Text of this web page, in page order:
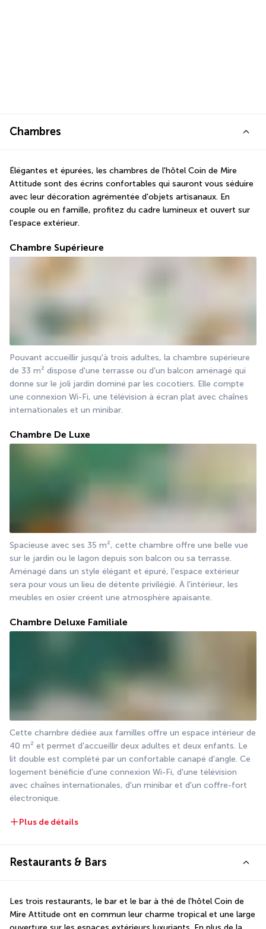
Chambres
Élégantes et épurées, les chambres de l'hôtel Coin de Mire
Attitude sont des écrins confortables qui sauront vous séduire
avec leur décoration agrémentée d'objets artisanaux. En
couple ou en famille, profitez du cadre lumineux et ouvert sur
l'espace extérieur.
Chambre Supérieure
Pouvant accueillir jusqu'à trois adultes, la chambre supérieure
de 33 m² dispose d'une terrasse ou d'un balcon aménagé qui
donne sur le joli jardin dominé par les cocotiers. Elle compte
une connexion Wi-Fi, une télévision à écran plat avec chaînes
internationales et un minibar.
Chambre De Luxe
Spacieuse avec ses 35 m², cette chambre offre une belle vue
sur le jardin ou le lagon depuis son balcon ou sa terrasse.
Aménagé dans un style élégant et épuré, l'espace extérieur
sera pour vous un lieu de détente privilégié. À l'intérieur, les
meubles en osier créent une atmosphère apaisante.
Chambre Deluxe Familiale
Cette chambre dédiée aux familles offre un espace intérieur de
40 m² et permet d'accueillir deux adultes et deux enfants. Le
lit double est complété par un confortable canapé d'angle. Ce
logement bénéficie d'une connexion Wi-Fi, d'une télévision
avec chaînes internationales, d'un minibar et d'un coffre-fort
électronique.
Plus de détails
Restaurants & Bars
Les trois restaurants, le bar et le bar à thé de l'hôtel Coin de
Mire Attitude ont en commun leur charme tropical et une large